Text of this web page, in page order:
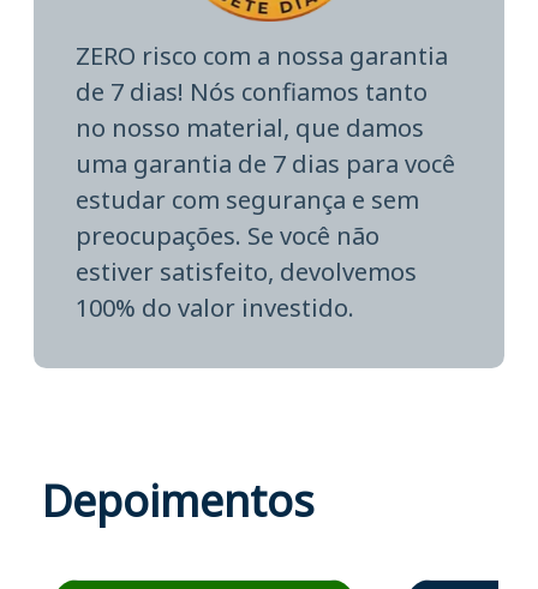
ZERO risco com a nossa garantia
de 7 dias! Nós confiamos tanto
no nosso material, que damos
uma garantia de 7 dias para você
estudar com segurança e sem
preocupações. Se você não
estiver satisfeito, devolvemos
100% do valor investido.
Depoimentos